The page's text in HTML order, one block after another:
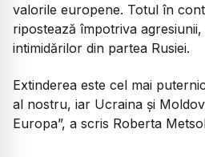
valorile europene. Totul în
ripostează împotriva
intimidărilor din partea Rusiei.
Extinderea este cel mai
al nostru, iar Ucraina și
Europa”, a scris Roberta